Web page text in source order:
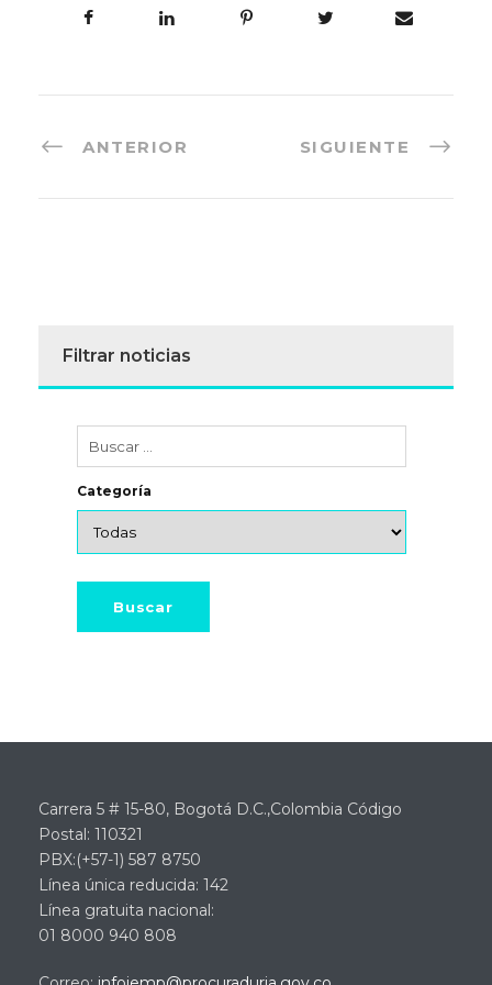
ANTERIOR SIGUIENTE
Filtrar noticias
Categoría
Carrera 5 # 15-80, Bogotá D.C.,Colombia Código
Postal: 110321
PBX:(+57-1) 587 8750
Línea única reducida: 142
Línea gratuita nacional:
01 8000 940 808